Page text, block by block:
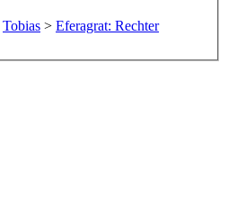
Tobias > Eferagrat: Rechter